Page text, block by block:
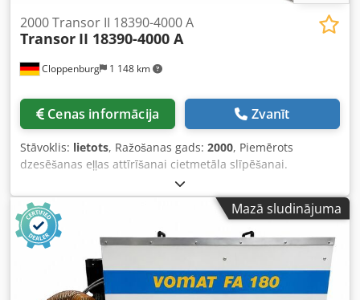
Cloppenburg 1 148 km
2000 Transor II 18390-4000 A
Transor II 18390-4000 A
Cenas informācija Zvanīt
Stāvoklis: lietots, Ražošanas gads: 2000, Piemērots
dzesēšanas eļļas attīrīšanai cietmetāla slīpēšanai.
Piederumi: 6 filtru torņi, automātiska pretatplūdes sistēma,
magnetiskais atdalītājs. Tvertnes tilpums: 4000 l Plūsmas
jauda, maks.: apm. 360 l/min Filtrēšanas precizitāte:
smalkāk par 0,003 mm Dcodpfxjv N Iuij Adksk Pievades
jauda: apm. 9,0 kW (400 V / 50 Hz) Izmēri (P x D x A): 6000 x
1200 x 1650 mm Svars: apm. 2000 kg Krāsa: gaiši pelēka
Mazā sludinājuma